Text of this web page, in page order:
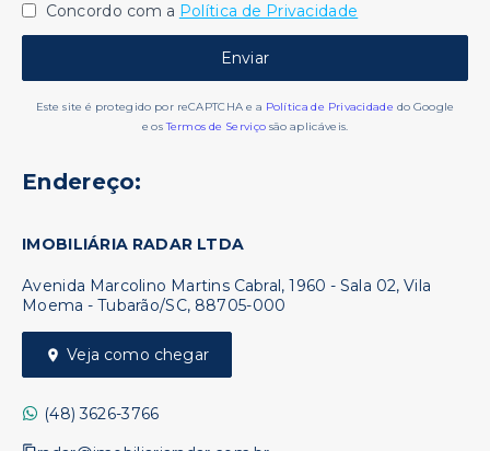
Concordo com a Política de Privacidade
Enviar
Este site é protegido por reCAPTCHA e a Política de Privacidade do Google
e osTermos de Serviço são aplicáveis.
Endereço:
IMOBILIÁRIA RADAR LTDA
Avenida Marcolino Martins Cabral, 1960 - Sala 02, Vila
Moema - Tubarão/SC, 88705-000
Veja como chegar
(48) 3626-3766